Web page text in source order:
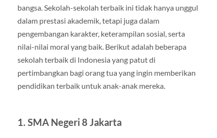
bangsa. Sekolah-sekolah terbaik ini tidak hanya unggul
dalam prestasi akademik, tetapi juga dalam
pengembangan karakter, keterampilan sosial, serta
nilai-nilai moral yang baik. Berikut adalah beberapa
sekolah terbaik di Indonesia yang patut di
pertimbangkan bagi orang tua yang ingin memberikan
pendidikan terbaik untuk anak-anak mereka.
1. SMA Negeri 8 Jakarta